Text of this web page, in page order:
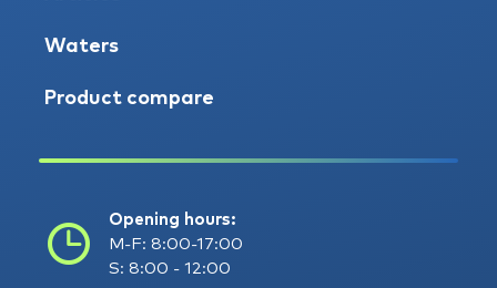
Waters
Product compare
Opening hours:
M-F: 8:00-17:00
S: 8:00 - 12:00